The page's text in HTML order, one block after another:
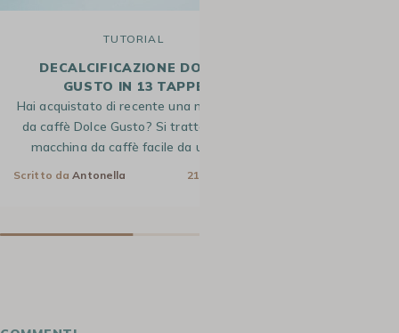
TUTORIAL
DECALCIFICAZIONE DOLCE
GUSTO IN 13 TAPPE
Hai acquistato di recente una macchina
da caffè Dolce Gusto? Si tratta di una
macchina da caffè facile da usare…
Scritto daAntonella 21 Mag 2024